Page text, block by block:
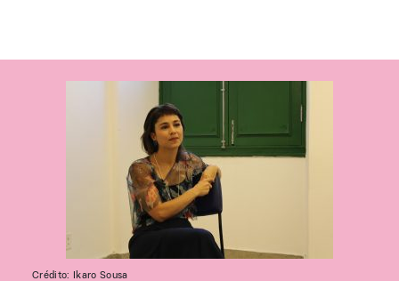
Crédito: Ikaro Sousa